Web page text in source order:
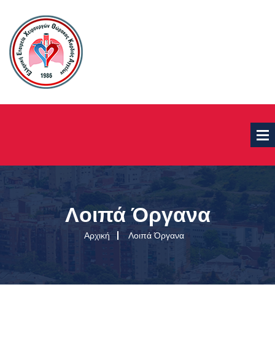
Λοιπά Όργανα
Αρχική Λοιπά Όργανα